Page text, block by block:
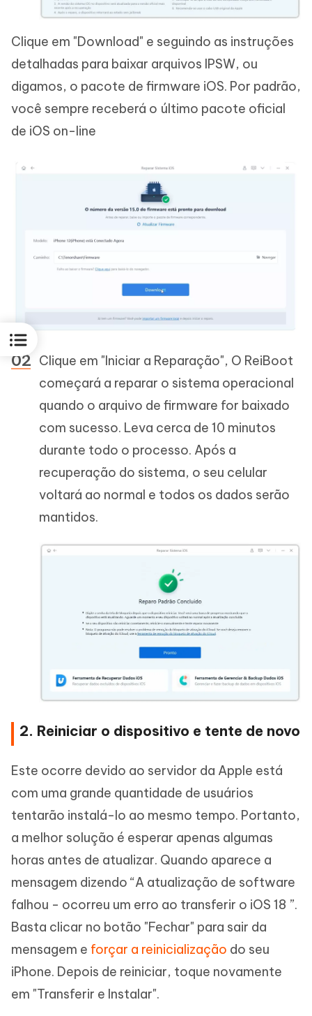
Clique em "Download" e seguindo as instruções
detalhadas para baixar arquivos IPSW, ou
digamos, o pacote de firmware iOS. Por padrão,
você sempre receberá o último pacote oficial
de iOS on-line
Clique em "Iniciar a Reparação", O ReiBoot
começará a reparar o sistema operacional
quando o arquivo de firmware for baixado
com sucesso. Leva cerca de 10 minutos
durante todo o processo. Após a
recuperação do sistema, o seu celular
voltará ao normal e todos os dados serão
mantidos.
2. Reiniciar o dispositivo e tente de novo
Este ocorre devido ao servidor da Apple está
com uma grande quantidade de usuários
tentarão instalá-lo ao mesmo tempo. Portanto,
a melhor solução é esperar apenas algumas
horas antes de atualizar. Quando aparece a
mensagem dizendo “A atualização de software
falhou - ocorreu um erro ao transferir o iOS 18 ”.
Basta clicar no botão "Fechar" para sair da
mensagem e forçar a reinicialização do seu
iPhone. Depois de reiniciar, toque novamente
em "Transferir e Instalar".